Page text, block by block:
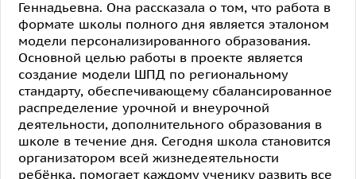
Геннадьевна. Она рассказала о том, что работа в
формате школы полного дня является эталоном
модели персонализированного образования.
Основной целью работы в проекте является
создание модели ШПД по региональному
стандарту, обеспечивающему сбалансированное
распределение урочной и внеурочной
деятельности, дополнительного образования в
школе в течение дня. Сегодня школа становится
организатором всей жизнедеятельности
ребёнка, помогает каждому ученику развить все